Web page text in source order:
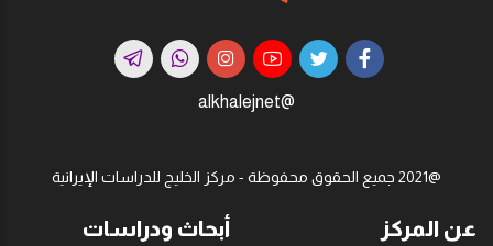
@alkhalejnet
@2021 جميع الحقوق محفوظة - مركز الخليج للدراسات اﻹيرانية
عن المركز أبحاث ودراسات